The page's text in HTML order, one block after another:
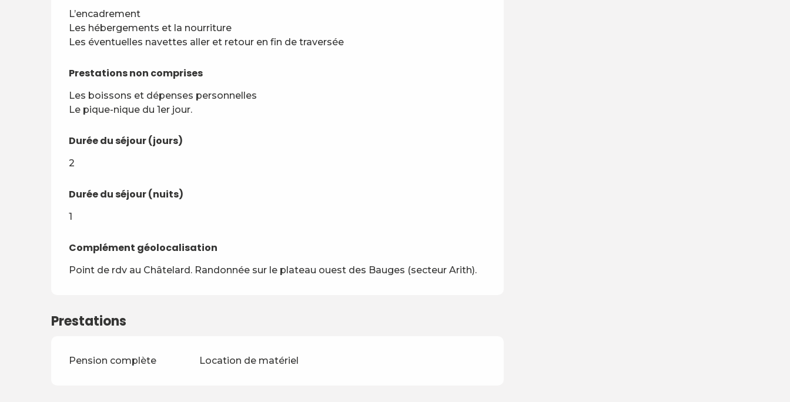
L’encadrement
Les hébergements et la nourriture
Les éventuelles navettes aller et retour en fin de traversée
Prestations non comprises
Prestations non comprises
Les boissons et dépenses personnelles
Le pique-nique du 1er jour.
Durée du séjour (jours)
Durée du séjour (jours)
2
Durée du séjour (nuits)
Durée du séjour (nuits)
1
Complément géolocalisation
Complément géolocalisation
Point de rdv au Châtelard. Randonnée sur le plateau ouest des Bauges (secteur Arith).
Prestations
Pension complète Location de matériel